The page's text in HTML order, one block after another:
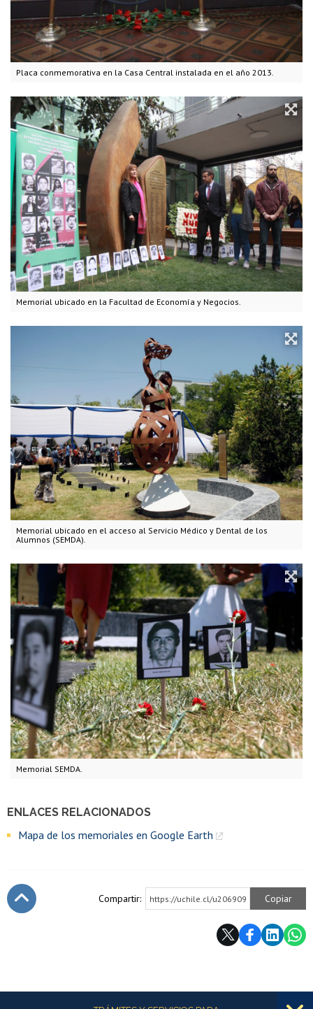
Placa conmemorativa en la Casa Central instalada en el año 2013.
Memorial ubicado en la Facultad de Economía y Negocios.
Memorial ubicado en el acceso al Servicio Médico y Dental de los
Alumnos (SEMDA).
Memorial SEMDA.
ENLACES RELACIONADOS
Mapa de los memoriales en Google Earth
Compartir: https://uchile.cl/u206909 Copiar
Más información